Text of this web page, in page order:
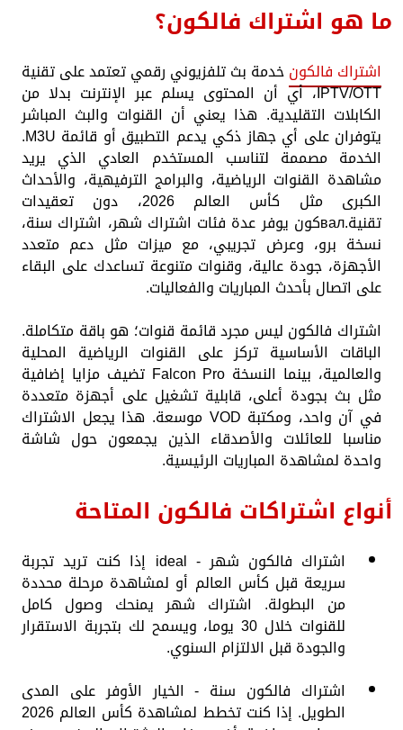
ما هو اشتراك فالكون؟
اشتراك فالكونخدمة بث تلفزيوني رقمي تعتمد على تقنية
IPTV/OTT، أي أن المحتوى يسلم عبر الإنترنت بدلا من
الكابلات التقليدية. هذا يعني أن القنوات والبث المباشر
يتوفران على أي جهاز ذكي يدعم التطبيق أو قائمة M3U.
الخدمة مصممة لتناسب المستخدم العادي الذي يريد
مشاهدة القنوات الرياضية، والبرامج الترفيهية، والأحداث
الكبرى مثل كأس العالم 2026، دون تعقيدات
تقنية.валكون يوفر عدة فئات اشتراك شهر، اشتراك سنة،
نسخة برو، وعرض تجريبي، مع ميزات مثل دعم متعدد
الأجهزة، جودة عالية، وقنوات متنوعة تساعدك على البقاء
على اتصال بأحدث المباريات والفعاليات.
اشتراك فالكون ليس مجرد قائمة قنوات؛ هو باقة متكاملة.
الباقات الأساسية تركز على القنوات الرياضية المحلية
والعالمية، بينما النسخة Falcon Pro تضيف مزايا إضافية
مثل بث بجودة أعلى، قابلية تشغيل على أجهزة متعددة
في آن واحد، ومكتبة VOD موسعة. هذا يجعل الاشتراك
مناسبا للعائلات والأصدقاء الذين يجمعون حول شاشة
واحدة لمشاهدة المباريات الرئيسية.
أنواع اشتراكات فالكون المتاحة
اشتراك فالكون شهر - ideal إذا كنت تريد تجربة
سريعة قبل كأس العالم أو لمشاهدة مرحلة محددة
من البطولة. اشتراك شهر يمنحك وصول كامل
للقنوات خلال 30 يوما، ويسمح لك بتجربة الاستقرار
والجودة قبل الالتزام السنوي.
اشتراك فالكون سنة - الخيار الأوفر على المدى
الطويل. إذا كنت تخطط لمشاهدة كأس العالم 2026